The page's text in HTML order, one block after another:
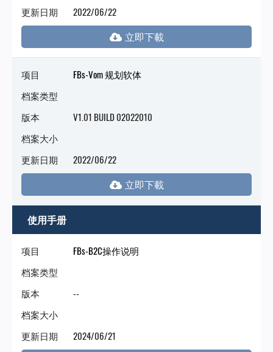
更新日期
2022/06/22
项目
FBs-Vom 规划软体
档案类型
版本
V1.01 BUILD 02022010
档案大小
更新日期
2022/06/22
使用手册
项目
FBs-B2C操作说明
档案类型
版本
--
档案大小
更新日期
2024/06/21